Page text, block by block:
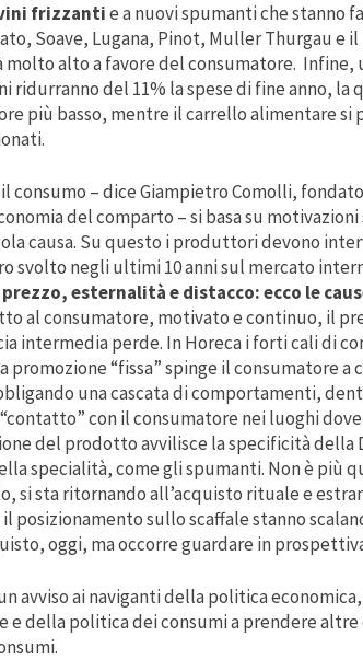
frizzantie a nuovi spumanti che stanno
Soave, Lugana, Pinot, Muller Thurgau e
alto a favore del consumatore. Infine,
ridurranno del 11% la spese di fine anno,
più basso, mentre il carrello alimentare si
il consumo – dice Giampietro Comolli,
del comparto – si basa su
causa. Su questo i produttori devono
svolto negli ultimi 10 anni sul mercato
esternalità e distacco: ecco le
al consumatore, motivato e continuo, il
intermedia perde. In Horeca i forti cali di
promozione “fissa” spinge il consumatore
una cascata di comportamenti,
con il consumatore nei luoghi dove
del prodotto avvilisce la specificità della
specialità, come gli spumanti. Non è più
si sta ritornando all’acquisto rituale e
il posizionamento sullo scaffale stanno
oggi, ma occorre guardare in
avviso ai naviganti della politica
e della politica dei consumi a prendere